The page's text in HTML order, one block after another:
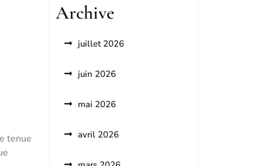
tenue
Archive
juillet 2026
juin 2026
mai 2026
avril 2026